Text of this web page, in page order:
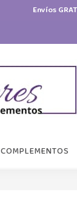
Envíos
COMPLEMENTOS